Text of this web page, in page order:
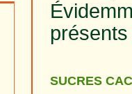
SUCRES